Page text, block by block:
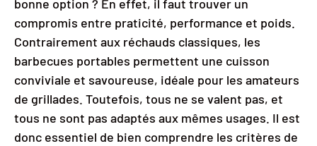
bonne option ? En effet, il faut trouver un
compromis entre praticité, performance et poids.
Contrairement aux réchauds classiques, les
barbecues portables permettent une cuisson
conviviale et savoureuse, idéale pour les amateurs
de grillades. Toutefois, tous ne se valent pas, et
tous ne sont pas adaptés aux mêmes usages. Il est
donc essentiel de bien comprendre les critères de